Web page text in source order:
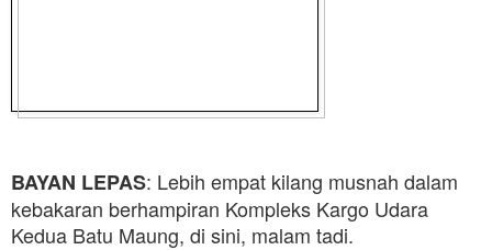
BAYAN LEPAS: Lebih empat kilang musnah dalam
kebakaran berhampiran Kompleks Kargo Udara
Kedua Batu Maung, di sini, malam tadi.